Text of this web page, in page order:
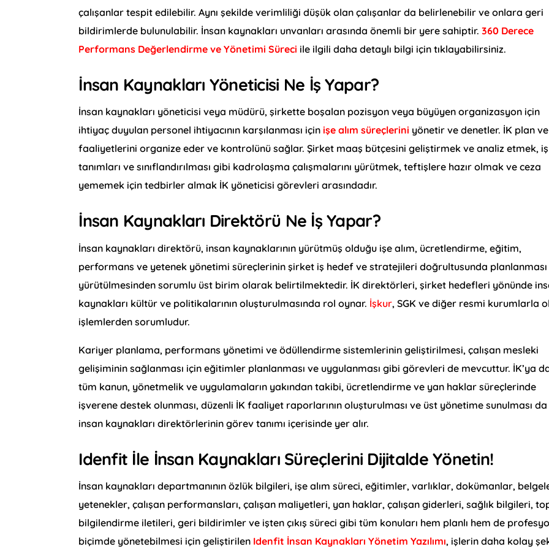
çalışanlar tespit edilebilir. Aynı şekilde verimliliği düşük olan çalışanlar da belirlenebilir ve onlara geri
bildirimlerde bulunulabilir. İnsan kaynakları unvanları arasında önemli bir yere sahiptir.360 Derece
Performans Değerlendirme ve Yönetimi Süreci ile ilgili daha detaylı bilgi için tıklayabilirsiniz.
İnsan Kaynakları Yöneticisi Ne İş Yapar?
İnsan kaynakları yöneticisi veya müdürü, şirkette boşalan pozisyon veya büyüyen organizasyon için
ihtiyaç duyulan personel ihtiyacının karşılanması içinişe alım süreçlerini yönetir ve denetler. İK plan ve
faaliyetlerini organize eder ve kontrolünü sağlar. Şirket maaş bütçesini geliştirmek ve analiz etmek, iş
tanımları ve sınıflandırılması gibi kadrolaşma çalışmalarını yürütmek, teftişlere hazır olmak ve ceza
yememek için tedbirler almak İK yöneticisi görevleri arasındadır.
İnsan Kaynakları Direktörü Ne İş Yapar?
İnsan kaynakları direktörü, insan kaynaklarının yürütmüş olduğu işe alım, ücretlendirme, eğitim,
performans ve yetenek yönetimi süreçlerinin şirket iş hedef ve stratejileri doğrultusunda planlanması
yürütülmesinden sorumlu üst birim olarak belirtilmektedir. İK direktörleri, şirket hedefleri yönünde
kaynakları kültür ve politikalarının oluşturulmasında rol oynar. İşkur, SGK ve diğer resmi kurumlarla
işlemlerden sorumludur.
Kariyer planlama, performans yönetimi ve ödüllendirme sistemlerinin geliştirilmesi, çalışan mesleki
gelişiminin sağlanması için eğitimler planlanması ve uygulanması gibi görevleri de mevcuttur. İK’ya
tüm kanun, yönetmelik ve uygulamaların yakından takibi, ücretlendirme ve yan haklar süreçlerinde
işverene destek olunması, düzenli İK faaliyet raporlarının oluşturulması ve üst yönetime sunulması
insan kaynakları direktörlerinin görev tanımı içerisinde yer alır.
Idenfit İle İnsan Kaynakları Süreçlerini Dijitalde Yönetin!
İnsan kaynakları departmanının özlük bilgileri, işe alım süreci, eğitimler, varlıklar, dokümanlar,
yetenekler, çalışan performansları, çalışan maliyetleri, yan haklar, çalışan giderleri, sağlık bilgileri,
bilgilendirme iletileri, geri bildirimler ve işten çıkış süreci gibi tüm konuları hem planlı hem de
biçimde yönetebilmesi için geliştirilen Idenfit İnsan Kaynakları Yönetim Yazılımı, işlerin daha kolay